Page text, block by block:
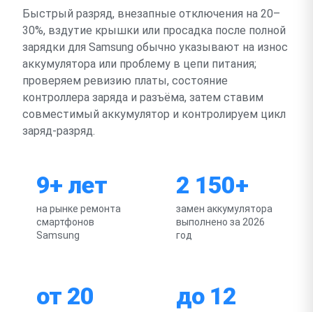
Быстрый разряд, внезапные отключения на 20–
30%, вздутие крышки или просадка после полной
зарядки для Samsung обычно указывают на износ
аккумулятора или проблему в цепи питания;
проверяем ревизию платы, состояние
контроллера заряда и разъёма, затем ставим
совместимый аккумулятор и контролируем цикл
заряд-разряд.
9+ лет
на рынке ремонта
смартфонов
Samsung
2 150+
замен аккумулятора
выполнено за 2026
год
от 20
до 12